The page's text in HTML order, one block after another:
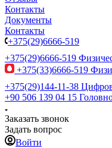
Контакты
Документы
Контакты
+375(29)6666-519
+375(29)6666-519
+375(33)6666-519
+375(29)144-11-38
+90 506 139 04 15
Заказать звонок
Задать вопрос
Войти